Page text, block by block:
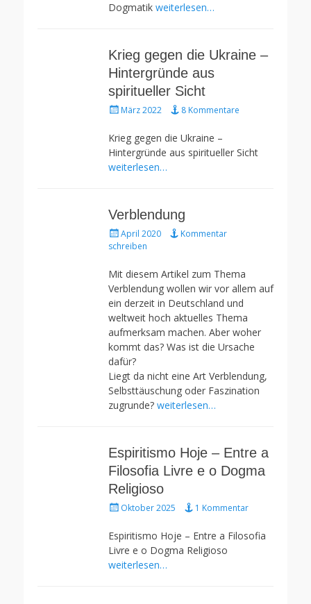
Dogmatik weiterlesen…
Krieg gegen die Ukraine –
Hintergründe aus
spiritueller Sicht
Gepostet
März 2022 8 Kommentare
Krieg gegen die Ukraine –
Hintergründe aus spiritueller Sicht
weiterlesen…
Verblendung
Gepostet
am
April 2020
Kommentar
schreiben
Mit diesem Artikel zum Thema
Verblendung wollen wir vor allem auf
ein derzeit in Deutschland und
weltweit hoch aktuelles Thema
aufmerksam machen. Aber woher
kommt das? Was ist die Ursache
dafür?
Liegt da nicht eine Art Verblendung,
Selbsttäuschung oder Faszination
zugrunde? weiterlesen…
Espiritismo Hoje – Entre a
Filosofia Livre e o Dogma
Religioso
Gepostet
Oktober 2025 1 Kommentar
Espiritismo Hoje – Entre a Filosofia
Livre e o Dogma Religioso
weiterlesen…